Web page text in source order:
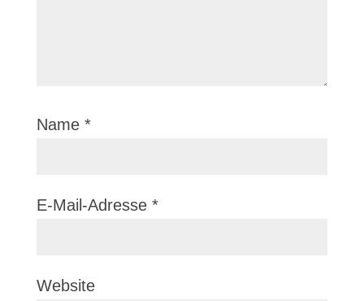
Name *
E-Mail-Adresse *
Website